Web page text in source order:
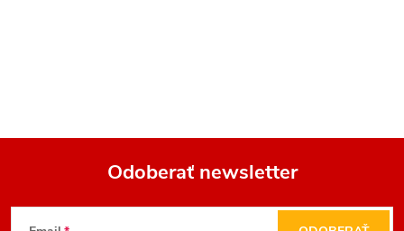
Z
Odoberať newsletter